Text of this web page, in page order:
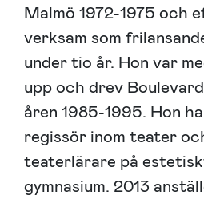
Malmö 1972-1975 och
verksam som
under tio år. Hon var
upp och drev
åren 1985-1995. Hon
regissör inom teater
teaterlärare på
gymnasium. 2013